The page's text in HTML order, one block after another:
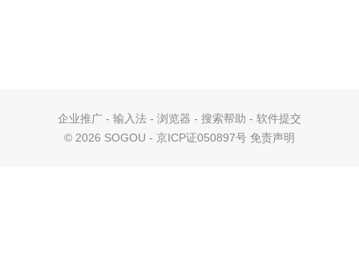
企业推广 - 输入法 - 浏览器 - 搜索帮助 - 软件提交
© 2026 SOGOU - 京ICP证050897号 免责声明